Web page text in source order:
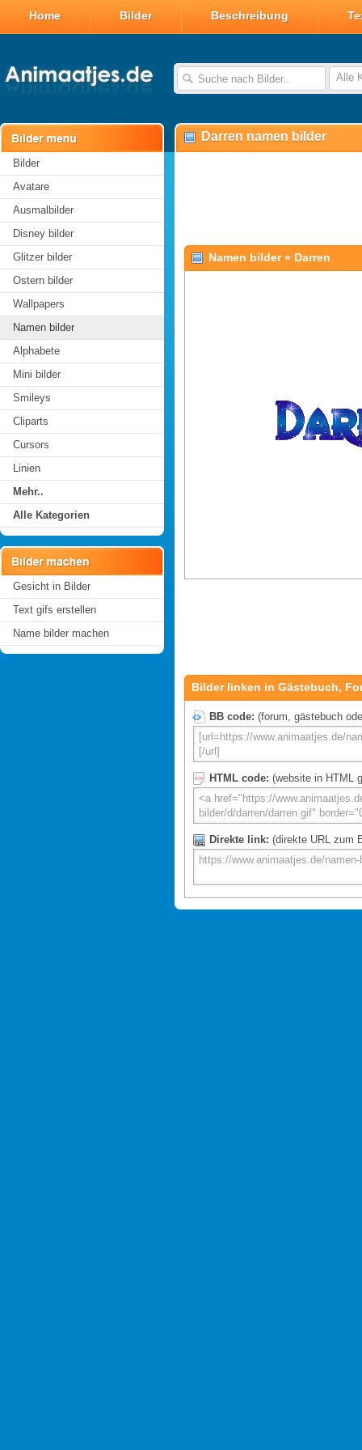
Home Bilder Beschreibung
Alle
Bilder
Avatare
Ausmalbilder
Disney bilder
Glitzer bilder
Ostern bilder
Wallpapers
Namen bilder
Alphabete
Mini bilder
Smileys
Cliparts
Cursors
Linien
Mehr..
Alle Kategorien
Gesicht in Bilder
Text gifs erstellen
Name bilder machen
Darren namen bilder
Namen bilder» Darren
Bilder linken in Gästebuch,
BB code: (forum, gästebuch
HTML code: (website in HTML
Direkte link: (direkte URL zum